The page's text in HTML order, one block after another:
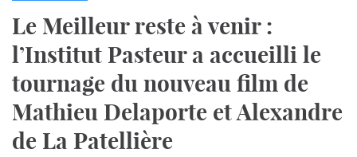
Le Meilleur reste à venir :
l’Institut Pasteur a accueilli le
tournage du nouveau film de
Mathieu Delaporte et Alexandre
de La Patellière